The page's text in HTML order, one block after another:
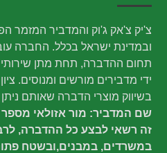
צ'יק צ'אק ג'וק והמדביר המזמר
תחום ההדברה, תחת מתן שירותי
ידי מדבירים מורשים ומנוסים.
בשיווק מוצרי הדברה שאותם
זה רשאי לבצע כל ההדברה,
במשרדים, במבנים,ובשטח